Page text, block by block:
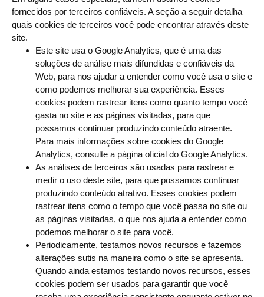
fornecidos por terceiros confiáveis. A seção a seguir detalha
quais cookies de terceiros você pode encontrar através deste
site.
Este site usa o Google Analytics, que é uma das
soluções de análise mais difundidas e confiáveis ​​da
Web, para nos ajudar a entender como você usa o site e
como podemos melhorar sua experiência. Esses
cookies podem rastrear itens como quanto tempo você
gasta no site e as páginas visitadas, para que
possamos continuar produzindo conteúdo atraente.
Para mais informações sobre cookies do Google
Analytics, consulte a página oficial do Google Analytics.
As análises de terceiros são usadas para rastrear e
medir o uso deste site, para que possamos continuar
produzindo conteúdo atrativo. Esses cookies podem
rastrear itens como o tempo que você passa no site ou
as páginas visitadas, o que nos ajuda a entender como
podemos melhorar o site para você.
Periodicamente, testamos novos recursos e fazemos
alterações sutis na maneira como o site se apresenta.
Quando ainda estamos testando novos recursos, esses
cookies podem ser usados ​​para garantir que você